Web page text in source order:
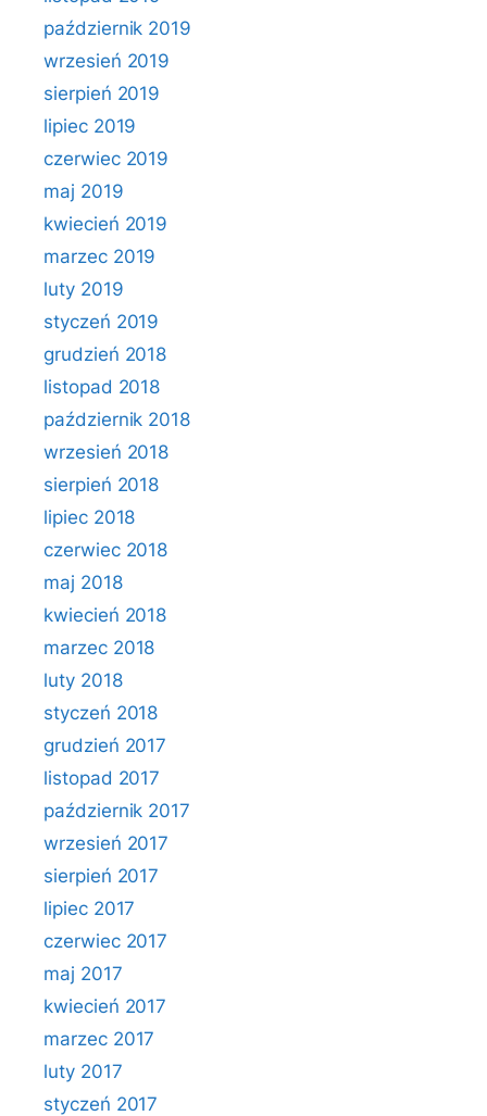
październik 2019
wrzesień 2019
sierpień 2019
lipiec 2019
czerwiec 2019
maj 2019
kwiecień 2019
marzec 2019
luty 2019
styczeń 2019
grudzień 2018
listopad 2018
październik 2018
wrzesień 2018
sierpień 2018
lipiec 2018
czerwiec 2018
maj 2018
kwiecień 2018
marzec 2018
luty 2018
styczeń 2018
grudzień 2017
listopad 2017
październik 2017
wrzesień 2017
sierpień 2017
lipiec 2017
czerwiec 2017
maj 2017
kwiecień 2017
marzec 2017
luty 2017
styczeń 2017